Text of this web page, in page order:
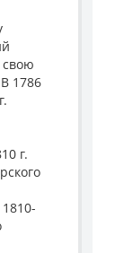
свою
1786
г.